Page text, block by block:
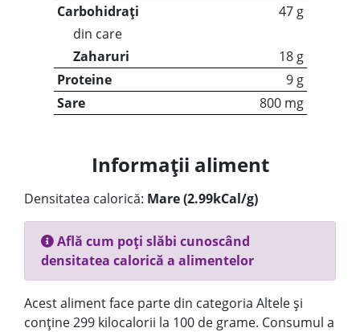
Carbohidrați
47 g
din care
Zaharuri
18 g
Proteine
9 g
Sare
800 mg
Informații aliment
Densitatea calorică: Mare (2.99kCal/g)
Află cum poți slăbi cunoscând
densitatea calorică a alimentelor
Acest aliment face parte din categoria Altele și
conține 299 kilocalorii la 100 de grame. Consumul a